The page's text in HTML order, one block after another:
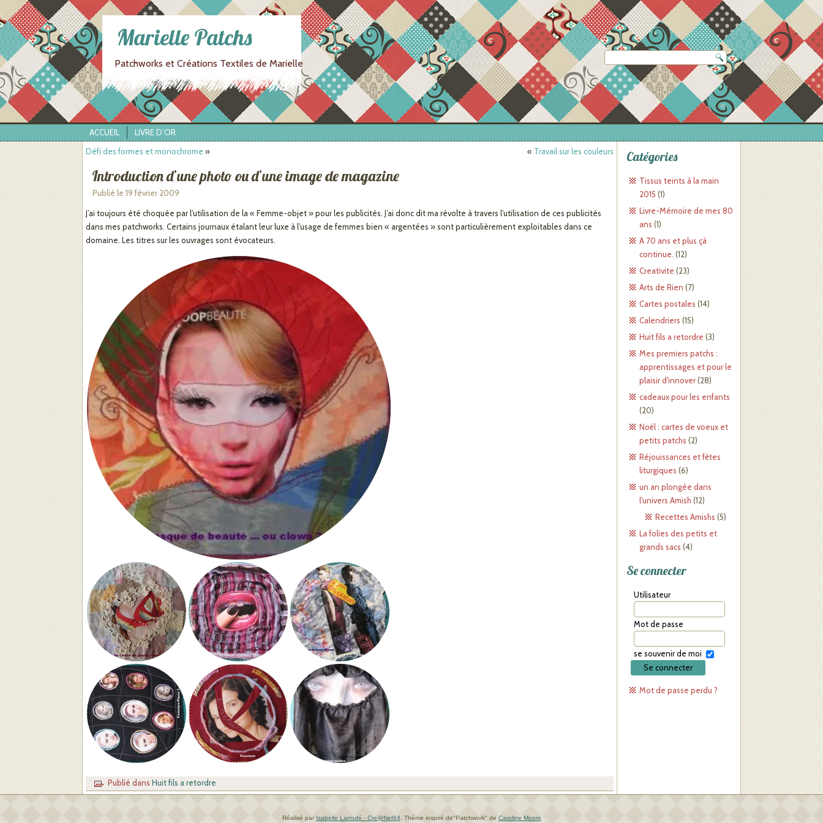
Marielle Patchs
Patchworks et Créations Textiles de Marielle
ACCUEIL
LIVRE D’OR
Défi des formes et monochrome » « Travail sur les couleurs
Introduction d’une photo ou d’une image de magazine
Publié le 19 février 2009
J’ai toujours été choquée par l’utilisation de la « Femme-objet » pour les publicités. J’ai donc dit ma révolte à travers l’utilisation de ces publicités
dans mes patchworks. Certains journaux étalant leur luxe à l’usage de femmes bien « argentées » sont particulièrement exploitables dans ce
domaine. Les titres sur les ouvrages sont évocateurs.
Publié dans Huit fils a retordre
Catégories
Tissus teints à la main
2015 (1)
Livre-Mémoire de mes 80
ans (1)
A 70 ans et plus çà
continue. (12)
Creativite (23)
Arts de Rien (7)
Cartes postales (14)
Calendriers (15)
Huit fils a retordre (3)
Mes premiers patchs :
apprentissages et pour le
plaisir d'innover(28)
cadeaux pour les enfants
(20)
Noël : cartes de voeux et
petits patchs (2)
Réjouissances et fêtes
liturgiques (6)
un an plongée dans
l'univers Amish (12)
Recettes Amishs (5)
La folies des petits et
grands sacs (4)
Se connecter
Utilisateur
Mot de passe
se souvenir de moi
Mot de passe perdu ?
Réalisé par Isabelle Larrodé - Cre@Net64. Théme inspiré de"Patchwork" de Caroline Moore